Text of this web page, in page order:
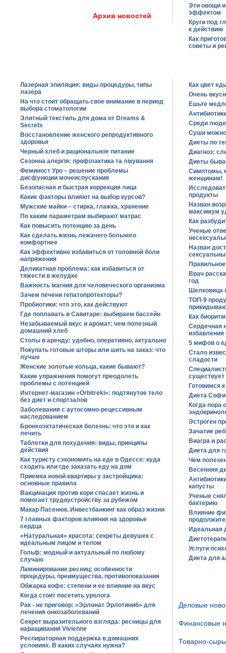
Архив новостей
Эти овощи
эффектом
Круги под
к действию
Как
советы и
Лазерная эпиляция: виды процедуры, типы
лазера
На что стоит обращать свое внимание в период
выбора стоматологии
Элитный текстиль для дома от Dreams &
Secrets
Восстановление женского репродуктивного
здоровья
Черный хлеб и рациональное питание
Сезонна алергія: профілактика та лікування
Феминост Уро – решение проблемы
дисфункции мочеиспускания
Безопасная и быстрая коррекция лица
Какие факторы влияют на выбор курсов?
Мужские майки – стирка, глажка, хранение
По каким параметрам выбирают матрас
Как повысить потенцию за день
Как сделать жизнь лежачего больного
комфортнее
Как эффективно избавиться от головной боли
напряжения
Деликатная проблема: как избавиться от
тяжести в желудке
Важность магния для человеческого организма
Зачем печени гепатопротекторы?
Пробиотики: что это, как действуют
Где поплавать в Савитаре: выбираем бассейн
Незабываемый вкус и аромат: чем полезный
домашний хлеб
Столы в аренду: удобно, оперативно, актуально
Покупать готовые шторы или шить на заказ: что
лучше
Женские золотые кольца, какие бывают?
Какие упражнения помогут преодолеть
проблемы с потенцией
Интернет-магазин «Оrbitreki»: подтянутое тело
без диет и спортзалов
Заболевания с аутосомно-рецессивным
наследованием
Бронхоэктатическая болезнь: что это и как
лечить
Таблетки для похудения: виды, принципы
действия
Как туристу сэкономить на еде в Одессе: куда
сходить или где заказать еду на дом
Приемка новой квартиры у застройщика:
основные правила
Вакцинация против кори спасает жизнь и
помогает трудоустройству за рубежом
Макар Пасенюк. Инвестбанкинг как образ жизни
7 главных факторов влияния на здоровье
сердца
«Натуральная» красота: секреты девушек с
идеальным лицом и телом
Гольф: модный и актуальный по любому
случаю
Ламинирование ресниц: особенности
процедуры, преимущества, противопоказания
Обжарка кофе: степени и ее влияние на вкус
Когда стоит посетить уролога
Рак - не приговор: «Эрлонат Эрлотиниб» для
лечения онкозаболеваний
Секрет выразительного взгляда: ресницы для
наращивания Vivienne
Респираторная поддержка в домашних
условиях. В каких случаях нужна?
Как цвет
Очень
Ешьте
Среди
Суши можно
Диеты по
Диагноз:
Диеты
Симптомы,
женщинам!
продукты
Назван
максимум
Как
Ученые
Назван
Врач
год
Шелковица
ТОП-9
Как
Сердечная
5 мифов о
Стало
сладости
существует
Готовимся
Диета Софи
Когда пора
Эстроген
Зачатие
Виагра и
Диета для
Чем
Весенняя
капусты
Ученые
бактерию
Влияние
Идеальная
Услуги
Диета для
Деловые
Финансовые
Товарно-